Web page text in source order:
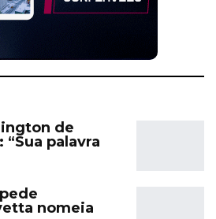
de
palavra
nomeia